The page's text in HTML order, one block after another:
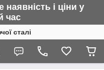
і ціни у
час
сталі